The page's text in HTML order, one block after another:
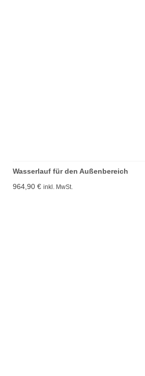
Wasserlauf für den Außenbereich
964,90 € inkl. MwSt.